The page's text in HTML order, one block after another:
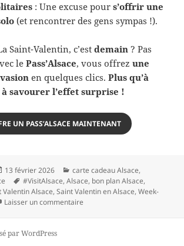
: Une excuse pours’offrir une
(et rencontrer des gens sympas !).
Saint-Valentin, c’estdemain ? Pas
lePass’Alsace, vous offrezune
en quelques clics.Plus qu’à
savourer l’effet surprise !
UN PASS’ALSACE MAINTENANT
Publié
le
13 février 2026 Catégories
carte cadeau Alsace,
Mots-
clés
#VisitAlsace,Alsace, bon plan Alsace,
Valentin Alsace,Saint Valentin en Alsace,Week-
Laisser un commentaire
par WordPress